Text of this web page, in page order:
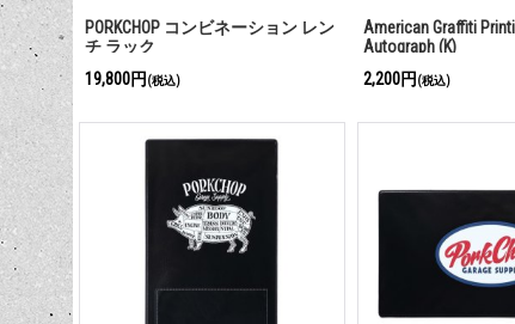
PORKCHOP コンビネーション レン
チ ラック
19,800円(税込)
American Graffiti
Autograph (K)
2,200円(税込)